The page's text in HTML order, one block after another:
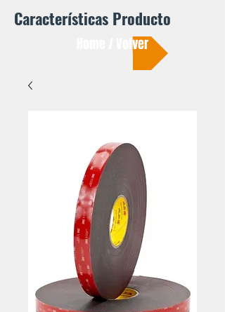
Características Producto
Home / Volver